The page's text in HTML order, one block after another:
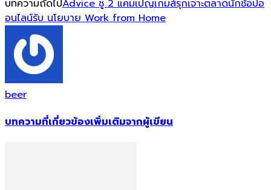
บทความถัดไปAdvice ชู 2 แคมเปญเกมส์รุกเจาะตลาดนักช้อปอ
อนไลน์รับ นโยบาย Work from Home
beer
บทความที่เกี่ยวข้องเพิ่มเติมจากผู้เขียน